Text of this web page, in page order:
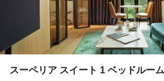
スーペリア スイート 1 ベッドルー